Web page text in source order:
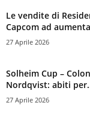
Le vendite di
Capcom ad
27 Aprile 2026
Solheim Cup –
Nordqvist: abiti
27 Aprile 2026